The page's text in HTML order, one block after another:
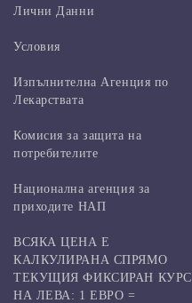
Лични Данни
Условия
Изпълнителна Агенция по
Лекарствата
Комисия за защита на
потребителите
Национална агенция за
приходите НАП
ВСЯКА ЦЕНА Е
КАЛКУЛИРАНА СПРЯМО
ТЕКУЩИЯ ФИКСИРАН КУРС
НА ЛЕВА: 1 ЕВРО =